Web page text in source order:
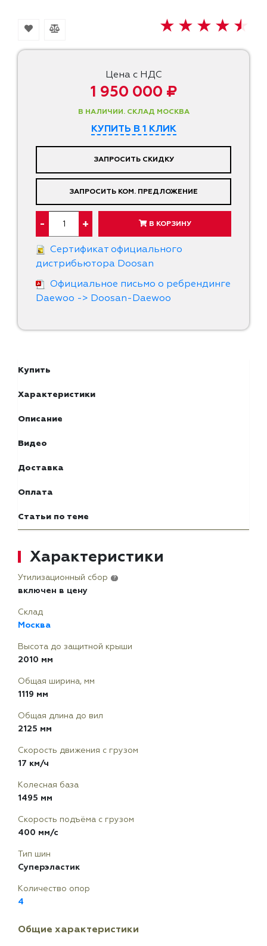
Цена с НДС
1 950 000 ₽
В НАЛИЧИИ. СКЛАД МОСКВА
КУПИТЬ В 1 КЛИК
ЗАПРОСИТЬ СКИДКУ
ЗАПРОСИТЬ КОМ. ПРЕДЛОЖЕНИЕ
- + В КОРЗИНУ
Сертификат официального
дистрибьютора Doosan
Официальное письмо о ребрендинге
Daewoo -> Doosan-Daewoo
Купить
Характеристики
Описание
Видео
Доставка
Оплата
Статьи по теме
Характеристики
Утилизационный сбор ?
включен в цену
Склад
Москва
Высота до защитной крыши
2010 мм
Общая ширина, мм
1119 мм
Общая длина до вил
2125 мм
Скорость движения с грузом
17 км/ч
Колесная база
1495 мм
Скорость подъёма с грузом
400 мм/с
Тип шин
Суперэластик
Количество опор
4
Общие характеристики